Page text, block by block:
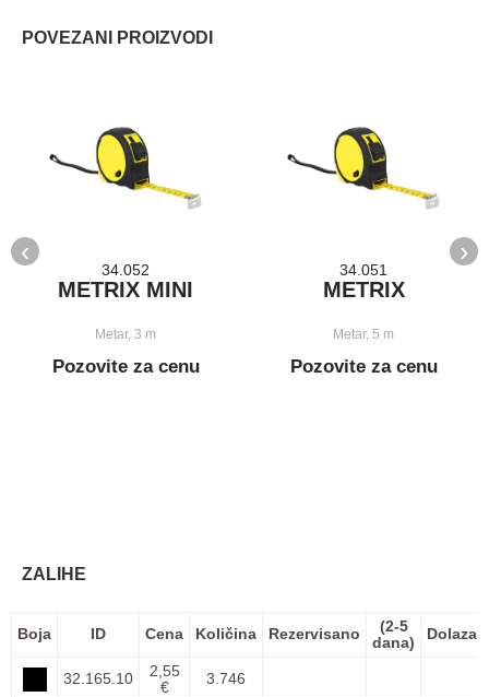
POVEZANI PROIZVODI
34.052
METRIX MINI
Metar, 3 m
Pozovite za cenu
34.051
METRIX
Metar, 5 m
Pozovite za cenu
‹ ›
ZALIHE
Boja ID Cena Količina Rezervisano
(2-5
dana)
Dolazak
32.165.10
2,55
€
3.746